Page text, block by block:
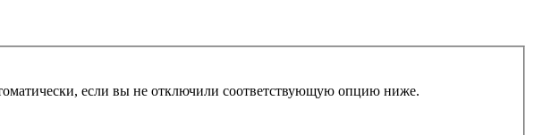
если вы не отключили соответствующую опцию ниже.